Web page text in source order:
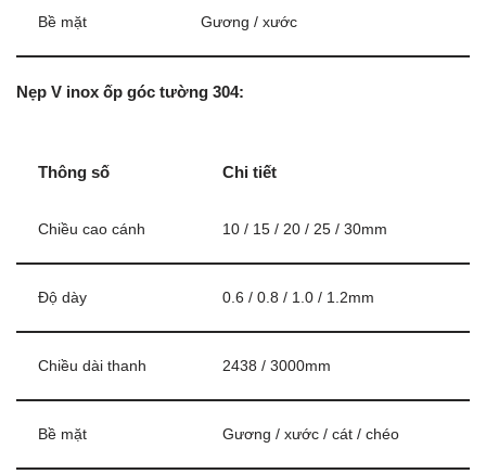
Bề mặt Gương / xước
Nẹp V inox ốp góc tường 304:
Thông số Chi tiết
Chiều cao cánh 10 / 15 / 20 / 25 / 30mm
Độ dày 0.6 / 0.8 / 1.0 / 1.2mm
Chiều dài thanh 2438 / 3000mm
Bề mặt Gương / xước / cát / chéo